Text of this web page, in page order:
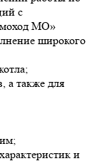
с
МО»
широкого
а также для
и